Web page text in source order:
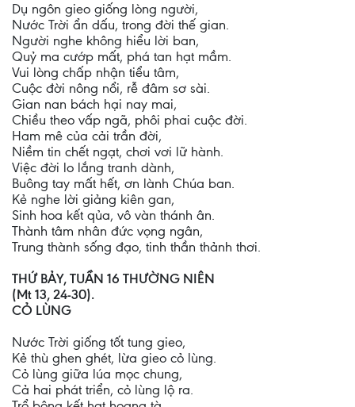
Dụ ngôn gieo giống lòng người,
Nước Trời ẩn dấu, trong đời thế gian.
Người nghe không hiểu lời ban,
Quỷ ma cướp mất, phá tan hạt mầm.
Vui lòng chấp nhận tiểu tâm,
Cuộc đời nông nổi, rễ đâm sơ sài.
Gian nan bách hại nay mai,
Chiều theo vấp ngã, phôi phai cuộc đời.
Ham mê của cải trần đời,
Niềm tin chết ngạt, chơi vơi lữ hành.
Việc đời lo lắng tranh dành,
Buông tay mất hết, ơn lành Chúa ban.
Kẻ nghe lời giảng kiên gan,
Sinh hoa kết qủa, vô vàn thánh ân.
Thành tâm nhân đức vọng ngân,
Trung thành sống đạo, tinh thần thảnh thơi.
THỨ BẢY, TUẦN 16 THƯỜNG NIÊN
(Mt 13, 24-30).
CỎ LÙNG
Nước Trời giống tốt tung gieo,
Kẻ thù ghen ghét, lừa gieo cỏ lùng.
Cỏ lùng giữa lúa mọc chung,
Cả hai phát triển, cỏ lùng lộ ra.